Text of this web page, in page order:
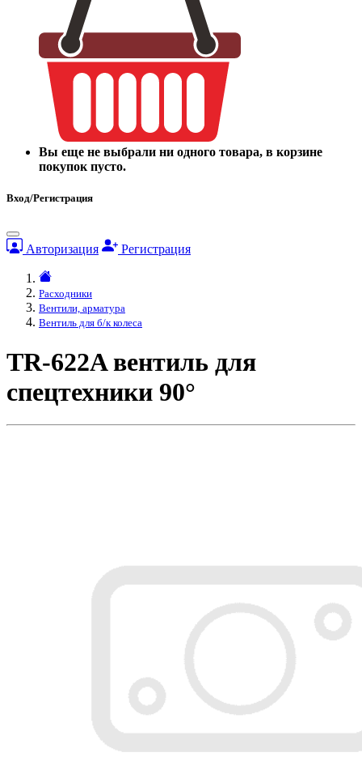
Вы еще не выбрали ни одного товара, в корзине
покупок пусто.
Вход/Регистрация
Авторизация Регистрация
Расходники
Вентили, арматура
Вентиль для б/к колеса
TR-622A вентиль для
спецтехники 90°